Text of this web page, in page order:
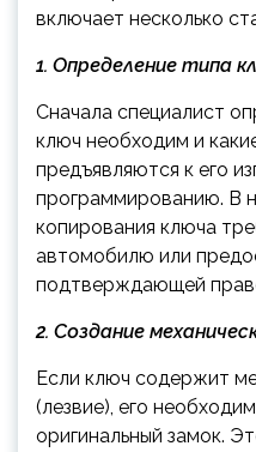
включает несколько
1. Определение типа
Сначала специалист
ключ необходим и
предъявляются к его
программированию. В
копирования ключа
автомобилю или
подтверждающей
2. Создание
Если ключ содержит
(лезвие), его
оригинальный замок.